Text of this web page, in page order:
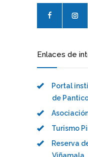
Enlaces de
Portal
de
Turismo
Reserva